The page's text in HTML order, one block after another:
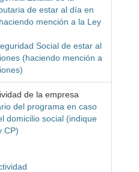
de estar al día en
mención a la Ley
Social de estar al
(haciendo mención a
de la empresa
del programa en caso
domicilio social (indique
CP)